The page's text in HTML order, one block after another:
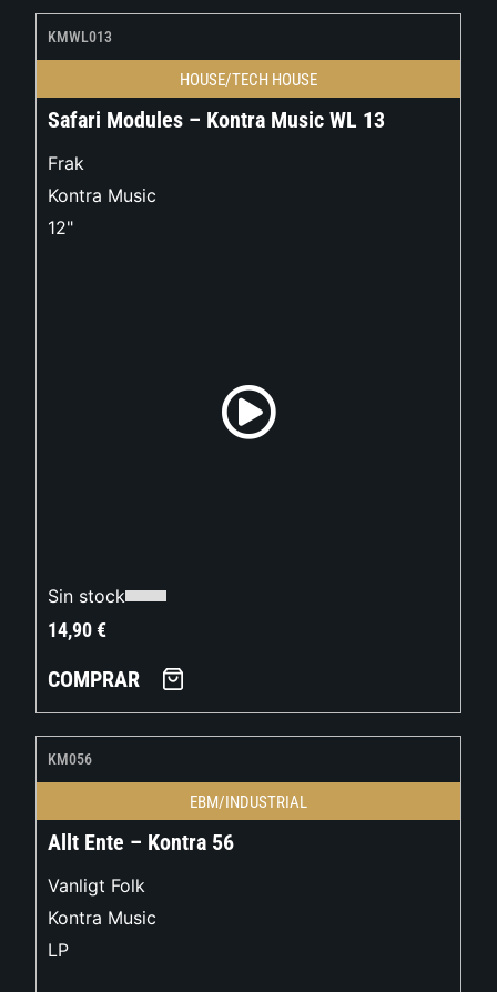
KMWL013
HOUSE/TECH HOUSE
Safari Modules – Kontra Music WL 13
Frak
Kontra Music
12"
Sin stock
14,90€
COMPRAR
KM056
EBM/INDUSTRIAL
Allt Ente – Kontra 56
Vanligt Folk
Kontra Music
LP